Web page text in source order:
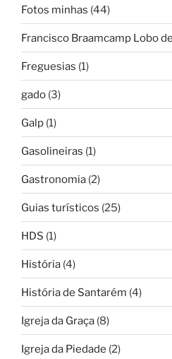
Fotos minhas (44)
Francisco Braamcamp Lobo
Freguesias (1)
gado (3)
Galp (1)
Gasolineiras (1)
Gastronomia (2)
Guias turísticos (25)
HDS (1)
História (4)
História de Santarém (4)
Igreja da Graça (8)
Igreja da Piedade (2)